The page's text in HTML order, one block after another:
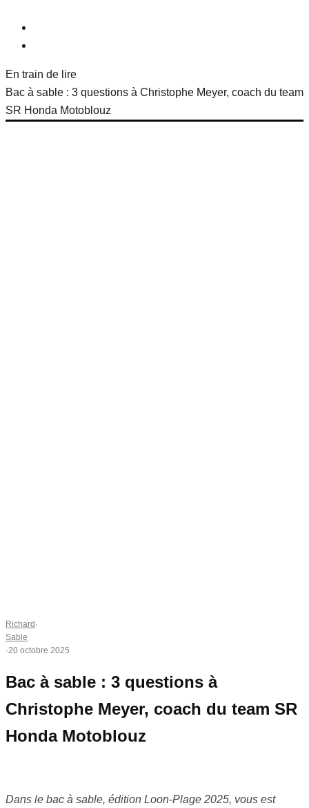
En train de lire
Bac à sable : 3 questions à Christophe Meyer, coach du team
SR Honda Motoblouz
Richard ·
Sable
·20 octobre 2025
Bac à sable : 3 questions à
Christophe Meyer, coach du team SR
Honda Motoblouz
Dans le bac à sable, édition Loon-Plage 2025, vous est